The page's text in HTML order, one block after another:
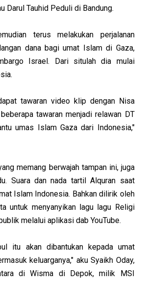
Darul Tauhid Peduli di Bandung.
terus melakukan perjalanan
dana bagi umat Islam di Gaza,
Israel. Dari situlah dia mulai
tawaran video klip dengan Nisa
tawaran menjadi relawan DT
umas Islam Gaza dari Indonesia,"
memang berwajah tampan ini, juga
Suara dan nada tartil Alquran saat
Islam Indonesia. Bahkan dilirik oleh
untuk menyanyikan lagu lagu Religi
melalui aplikasi dab YouTube.
itu akan dibantukan kepada umat
keluarganya," aku Syaikh Oday,
di Wisma di Depok, milik MSI